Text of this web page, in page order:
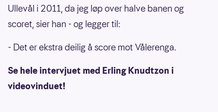
Ullevål i 2011, da jeg løp over halve banen og
scoret, sier han - og legger til:
- Det er ekstra deilig å score mot Vålerenga.
Se hele intervjuet med Erling Knudtzon i
videovinduet!